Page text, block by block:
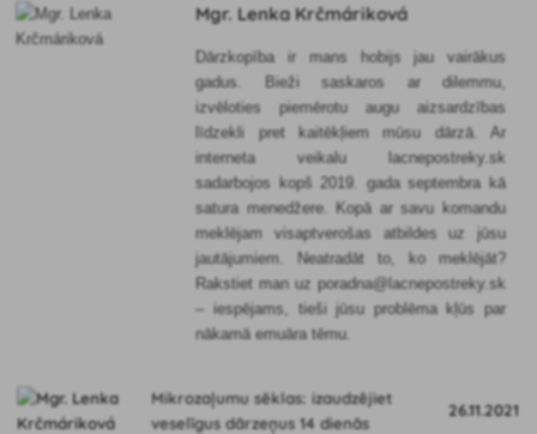
Mgr. Lenka Krčmáriková
Dārzkopība ir mans hobijs jau vairākus
gadus. Bieži saskaros ar dilemmu,
izvēloties piemērotu augu aizsardzības
līdzekli pret kaitēkļiem mūsu dārzā. Ar
interneta veikalu lacnepostreky.sk
sadarbojos kopš 2019. gada septembra kā
satura menedžere. Kopā ar savu komandu
meklējam visaptverošas atbildes uz jūsu
jautājumiem. Neatradāt to, ko meklējāt?
Rakstiet man uz poradna@lacnepostreky.sk
– iespējams, tieši jūsu problēma kļūs par
nākamā emuāra tēmu.
Mikrozaļumu sēklas: izaudzējiet
veselīgus dārzeņus 14 dienās
26.11.2021